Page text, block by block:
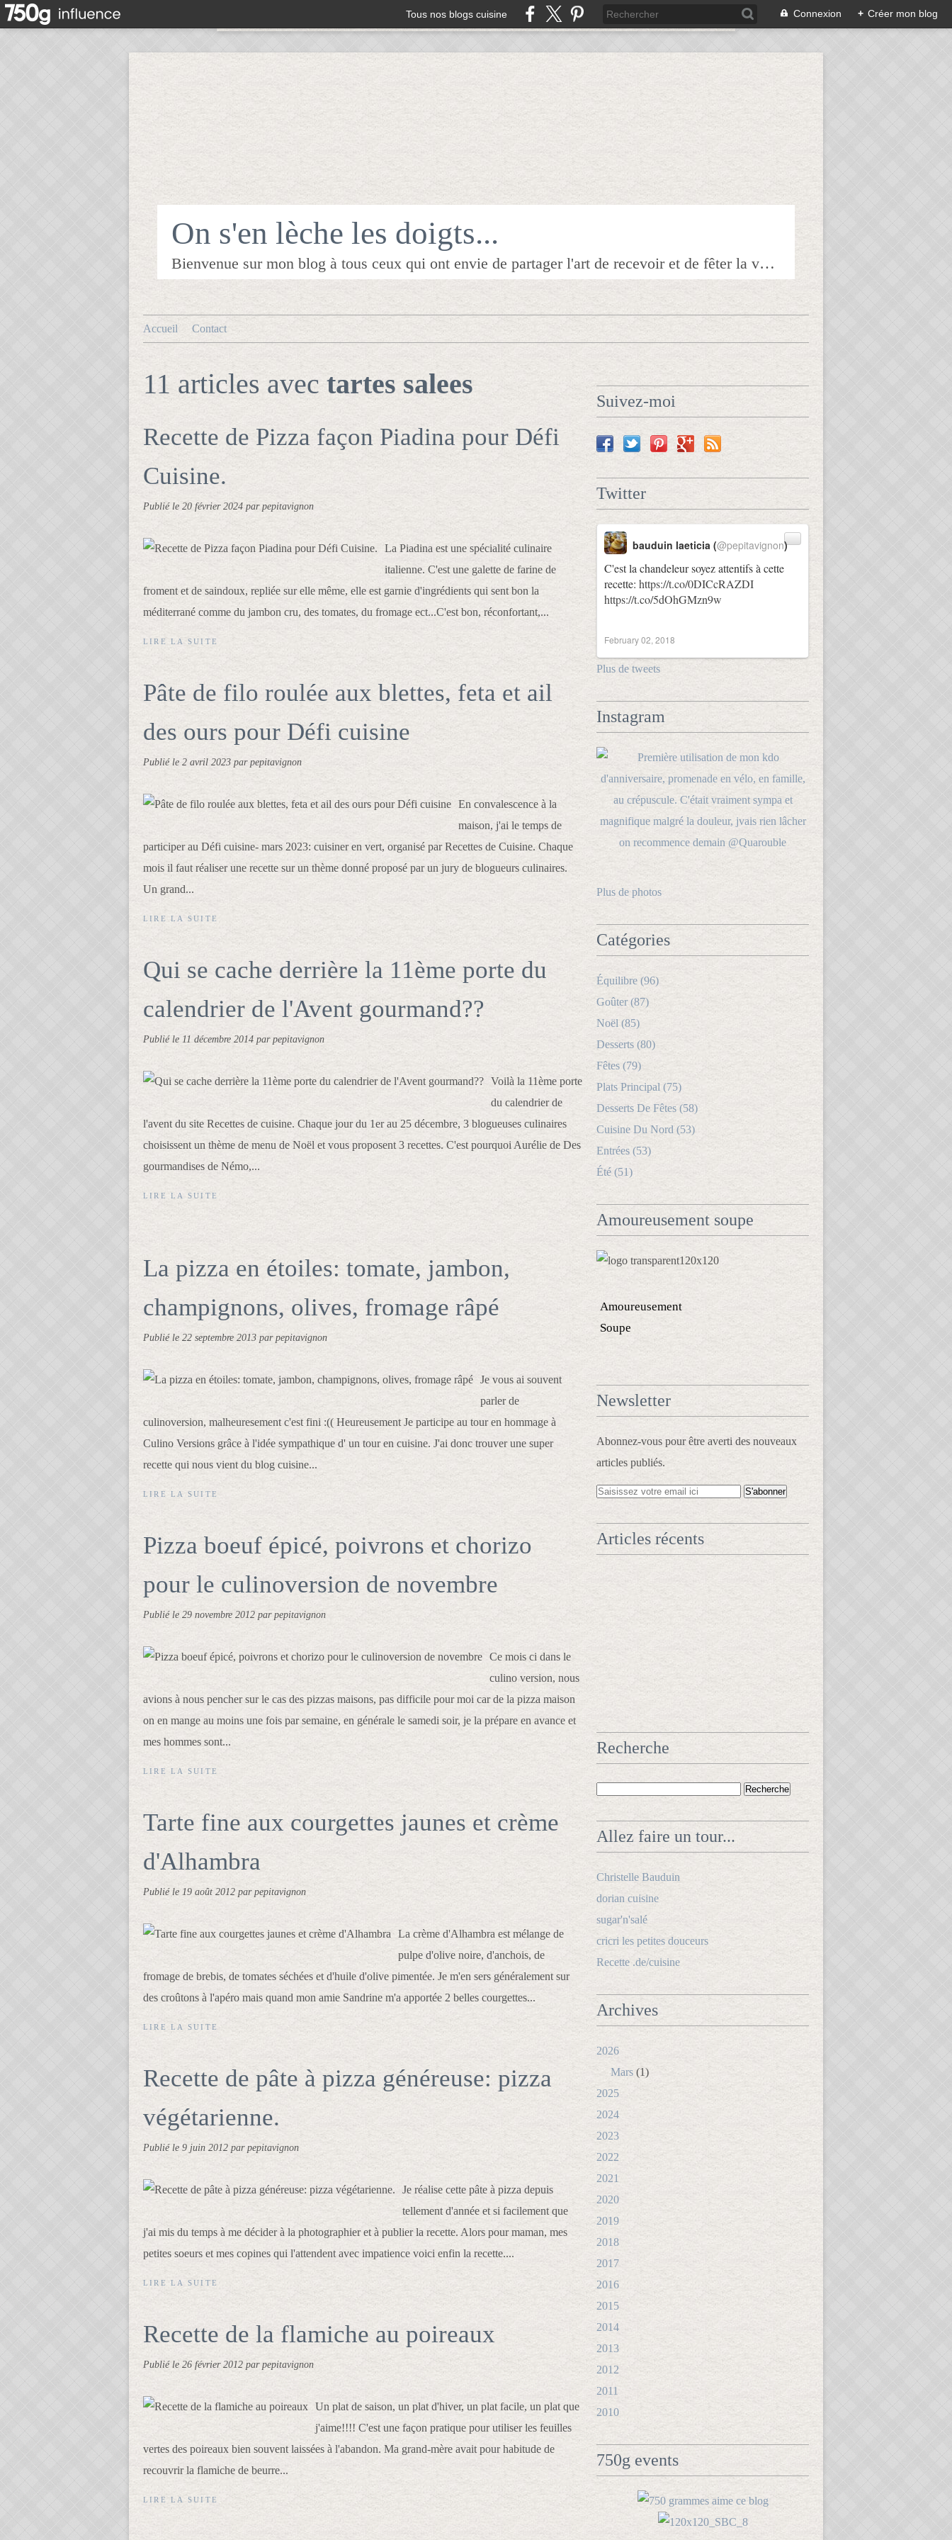
Tous nos blogs cuisine Connexion + Créer mon blog
On s'en lèche les doigts...
Bienvenue sur mon blog à tous ceux qui ont envie de partager l'art de recevoir et de fêter la veille le lendemain.Pour tous les épicuriens, hédonistes et autres amoureux de la bonne chair!!!!j'espère que vous trouverez mes astuces et mes recettes amusantes et que vous prendrez plaisir à les réaliser.n'hésitez surtout pas à me laisser vos réactions ou vos suggestions pour que tout le monde en profite!!!allez maintenant tous à table!!! Pepitavignon.
Accueil Contact
11 articles avectartes salees
Recette de Pizza façon Piadina pour Défi
Cuisine.
Publié le 20 février 2024 par pepitavignon
La Piadina est une spécialité culinaire
italienne. C'est une galette de farine de
froment et de saindoux, repliée sur elle même, elle est garnie d'ingrédients qui sent bon la
méditerrané comme du jambon cru, des tomates, du fromage ect...C'est bon, réconfortant,...
LIRE LA SUITE
Pâte de filo roulée aux blettes, feta et ail
des ours pour Défi cuisine
Publié le 2 avril 2023 par pepitavignon
En convalescence à la
maison, j'ai le temps de
participer au Défi cuisine- mars 2023: cuisiner en vert, organisé par Recettes de Cuisine. Chaque
mois il faut réaliser une recette sur un thème donné proposé par un jury de blogueurs culinaires.
Un grand...
LIRE LA SUITE
Qui se cache derrière la 11ème porte du
calendrier de l'Avent gourmand??
Publié le 11 décembre 2014 par pepitavignon
Voilà la 11ème porte
du calendrier de
l'avent du site Recettes de cuisine. Chaque jour du 1er au 25 décembre, 3 blogueuses culinaires
choisissent un thème de menu de Noël et vous proposent 3 recettes. C'est pourquoi Aurélie de Des
gourmandises de Némo,...
LIRE LA SUITE
La pizza en étoiles: tomate, jambon,
champignons, olives, fromage râpé
Publié le 22 septembre 2013 par pepitavignon
Je vous ai souvent
parler de
culinoversion, malheuresement c'est fini :(( Heureusement Je participe au tour en hommage à
Culino Versions grâce à l'idée sympathique d' un tour en cuisine. J'ai donc trouver une super
recette qui nous vient du blog cuisine...
LIRE LA SUITE
Pizza boeuf épicé, poivrons et chorizo
pour le culinoversion de novembre
Publié le 29 novembre 2012 par pepitavignon
Ce mois ci dans le
culino version, nous
avions à nous pencher sur le cas des pizzas maisons, pas difficile pour moi car de la pizza maison
on en mange au moins une fois par semaine, en générale le samedi soir, je la prépare en avance et
mes hommes sont...
LIRE LA SUITE
Tarte fine aux courgettes jaunes et crème
d'Alhambra
Publié le 19 août 2012 par pepitavignon
La crème d'Alhambra est mélange de
pulpe d'olive noire, d'anchois, de
fromage de brebis, de tomates séchées et d'huile d'olive pimentée. Je m'en sers généralement sur
des croûtons à l'apéro mais quand mon amie Sandrine m'a apportée 2 belles courgettes...
LIRE LA SUITE
Recette de pâte à pizza généreuse: pizza
végétarienne.
Publié le 9 juin 2012 par pepitavignon
Je réalise cette pâte à pizza depuis
tellement d'année et si facilement que
j'ai mis du temps à me décider à la photographier et à publier la recette. Alors pour maman, mes
petites soeurs et mes copines qui l'attendent avec impatience voici enfin la recette....
LIRE LA SUITE
Recette de la flamiche au poireaux
Publié le 26 février 2012 par pepitavignon
Un plat de saison, un plat d'hiver, un plat facile, un plat que
j'aime!!!! C'est une façon pratique pour utiliser les feuilles
vertes des poireaux bien souvent laissées à l'abandon. Ma grand-mère avait pour habitude de
recouvrir la flamiche de beurre...
LIRE LA SUITE
Suivez-moi
Twitter
C'est la chandeleur soyez attentifs à cette
recette: https://t.co/0DICcRAZDI
https://t.co/5dOhGMzn9w
bauduin laeticia (@pepitavignon)
February 02, 2018
Plus de tweets
Instagram
Plus de photos
Catégories
Équilibre (96)
Goûter (87)
Noël (85)
Desserts (80)
Fêtes (79)
Plats Principal (75)
Desserts De Fêtes (58)
Cuisine Du Nord (53)
Entrées (53)
Été (51)
Amoureusement soupe
Amoureusement
Soupe
Newsletter
Abonnez-vous pour être averti des nouveaux
articles publiés.
Articles récents
Recherche
Allez faire un tour...
Christelle Bauduin
dorian cuisine
sugar'n'salé
cricri les petites douceurs
Recette .de/cuisine
Archives
2026
Mars (1)
2025
2024
2023
2022
2021
2020
2019
2018
2017
2016
2015
2014
2013
2012
2011
2010
750g events